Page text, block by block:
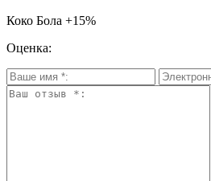
Коко Бола +15%
Оценка: